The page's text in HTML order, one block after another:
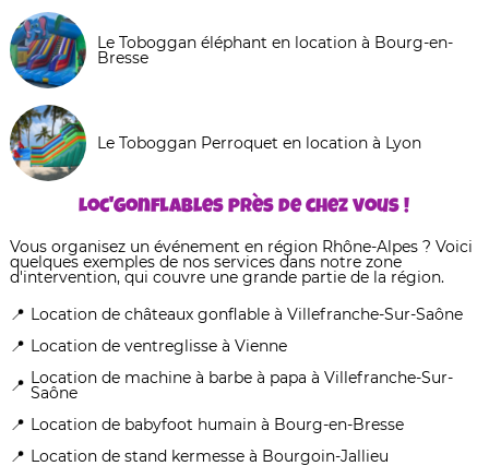
Le Toboggan éléphant en location à Bourg-en-
Bresse
Le Toboggan Perroquet en location à Lyon
Loc'Gonflables près de chez vous !
Vous organisez un événement en région Rhône-Alpes ? Voici
quelques exemples de nos services dans notre zone
d'intervention, qui couvre une grande partie de la région.
Location de châteaux gonflable à Villefranche-Sur-Saône
Location de ventreglisse à Vienne
Location de machine à barbe à papa à Villefranche-Sur-
Saône
Location de babyfoot humain à Bourg-en-Bresse
Location de stand kermesse à Bourgoin-Jallieu